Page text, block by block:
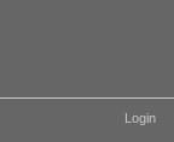
Login